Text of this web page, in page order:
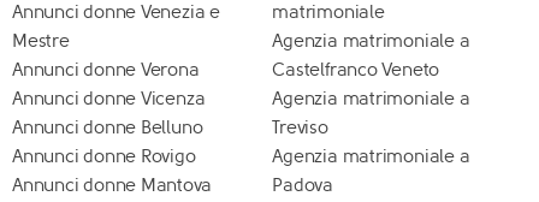
Annunci donne Venezia e
Mestre
Annunci donne Verona
Annunci donne Vicenza
Annunci donne Belluno
Annunci donne Rovigo
Annunci donne Mantova
matrimoniale
Agenzia matrimoniale a
Castelfranco Veneto
Agenzia matrimoniale a
Treviso
Agenzia matrimoniale a
Padova